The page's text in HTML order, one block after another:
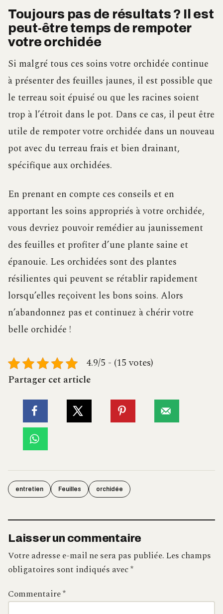
Toujours pas de résultats ? Il est
peut-être temps de rempoter
votre orchidée
Si malgré tous ces soins votre orchidée continue
à présenter des feuilles jaunes, il est possible que
le terreau soit épuisé ou que les racines soient
trop à l’étroit dans le pot. Dans ce cas, il peut être
utile de rempoter votre orchidée dans un nouveau
pot avec du terreau frais et bien drainant,
spécifique aux orchidées.
En prenant en compte ces conseils et en
apportant les soins appropriés à votre orchidée,
vous devriez pouvoir remédier au jaunissement
des feuilles et profiter d’une plante saine et
épanouie. Les orchidées sont des plantes
résilientes qui peuvent se rétablir rapidement
lorsqu’elles reçoivent les bons soins. Alors
n’abandonnez pas et continuez à chérir votre
belle orchidée !
4.9/5 - (15 votes)
Partager cet article
entretien Feuilles orchidée
Laisser un commentaire
Votre adresse e-mail ne sera pas publiée.Les champs
obligatoires sont indiqués avec*
Commentaire*